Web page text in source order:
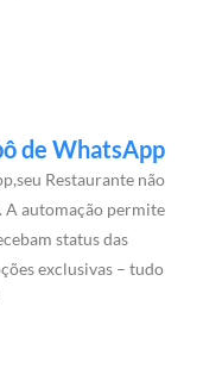
de WhatsApp
Restaurante não
A automação permite
status das
exclusivas – tudo